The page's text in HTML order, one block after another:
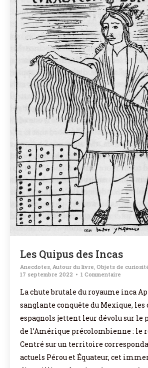
Les Quipus des Incas
Anecdotes, Autour du livre, Objets de
17 septembre 2022
1 Commentaire
La chute brutale du royaume inca
sanglante conquête du Mexique, les
espagnols jettent leur dévolu sur le
de l’Amérique précolombienne : le
Centré sur un territoire
actuels Pérou et Équateur, cet